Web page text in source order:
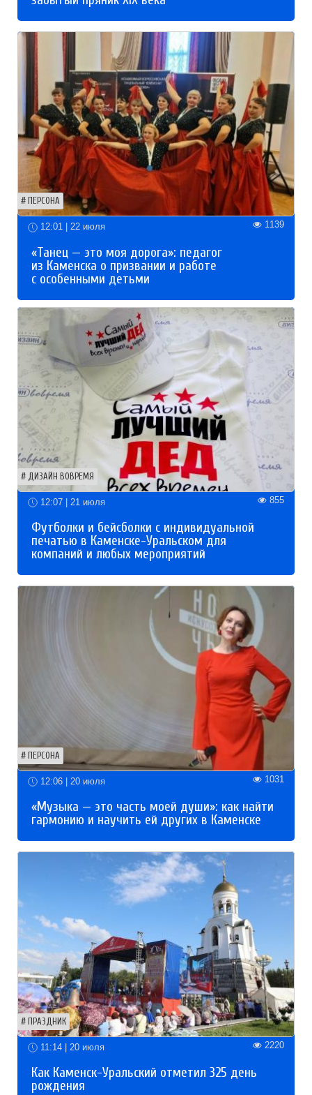
ПЕРСОНА
12:01 | 22 июля 1139
«Танец — это моя дорога»: педагог
из Каменска о призвании и работе
с особенными детьми
ДИЗАЙН ВОВРЕМЯ
12:07 | 21 июля 855
Футболки и бейсболки с индивидуальной
печатью в Каменске-Уральском для
компаний и любых мероприятий
ПЕРСОНА
12:06 | 20 июля 1031
«Музыка — это часть моей души»: как найти
гармонию и научить ей других в Каменске
ПРАЗДНИК
11:14 | 20 июля 2220
Как Каменск-Уральский отметил 325 день
рождения